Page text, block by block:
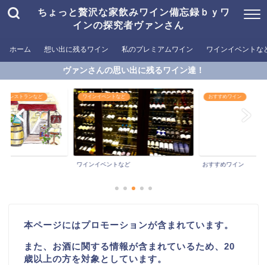
ちょっと贅沢な家飲みワイン備忘録ｂｙワ
インの探究者ヴァンさん
ホーム 想い出に残るワイン 私のプレミアムワイン ワインイベントな
ヴァンさんの思い出に残るワイン達！
るレストランなど ワインイベントなど
ワインイベントなど
おすすめワイン
おすすめワイン
本ページにはプロモーションが含まれています。
また、お酒に関する情報が含まれているため、20
歳以上の方を対象としています。